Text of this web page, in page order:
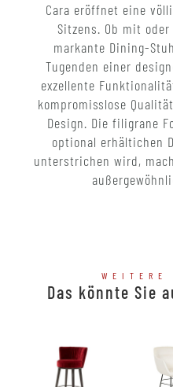
Cara eröffnet eine
Sitzens. Ob mit
markante Dining-
Tugenden einer
exzellente
kompromisslose
Design. Die filigrane
optional erhältichen
unterstrichen wird,
WEITERE
Das könnte Sie